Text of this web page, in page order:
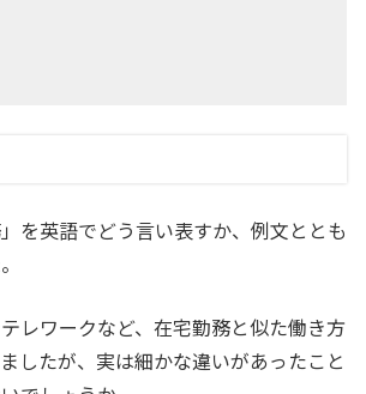
を英語でどう言い表すか、例文ととも
レワークなど、在宅勤務と似た働き方
したが、実は細かな違いがあったこと